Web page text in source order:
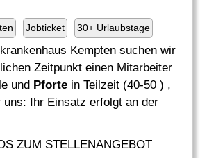
Jobticket 30+ Urlaubstage
Kempten suchen wir
Zeitpunkt einen Mitarbeiter
und Pforte in Teilzeit (40-50 ) ,
uns: Ihr Einsatz erfolgt an der
ZUM STELLENANGEBOT